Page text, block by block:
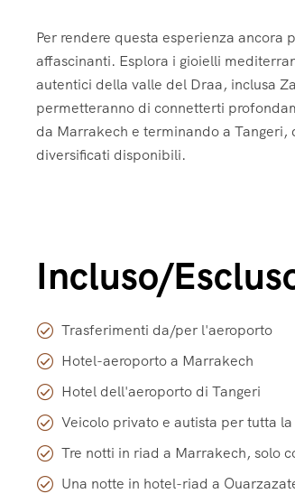
Per rendere questa esperienza
affascinanti. Esplora i gioielli
autentici della valle del Draa, inclusa
permetteranno di connetterti
da Marrakech e terminando a
diversificati disponibili.
Incluso/
Trasferimenti da/per l'aeroporto
Hotel-aeroporto a Marrakech
Hotel dell'aeroporto di Tangeri
Veicolo privato e autista per tutta
Tre notti in riad a Marrakech, solo
Una notte in hotel-riad a